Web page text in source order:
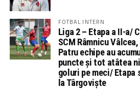
FOTBAL INTERN
Liga 2 – Etapa a II-a/
SCM Râmnicu
Patru echipe au
puncte și tot atâtea
goluri pe meci/ Etapa
la Târgoviște